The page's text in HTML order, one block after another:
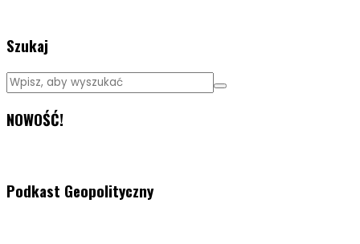
Szukaj
NOWOŚĆ!
Podkast Geopolityczny